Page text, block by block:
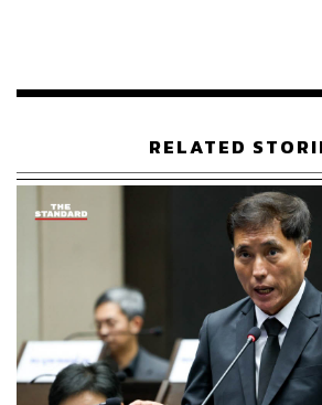
หนองคาย บึงกาฬ นครพนม มุกดา
และอุบลราชธานี เนื่องจากระดับ
โน้มสูงขึ้นอย่างต่อเนื่องจากฝนตก
พื้นที่ลุ่มต่ำริมแม่น้ำเจ้าพระยา ตั้ง
สิงห์บุรี อ่างทอง ไปจนถึงปทุมธานี
กรุงเทพมหานคร โดยเฉพาะบริเ
คลองบางบาล รวมถึงแม่น้ำน้อยใ
พระนครศรีอยุธยา ซึ่งอาจได้รับผ
ระบายน้ำของเขื่อนเจ้าพระยา
RELATED